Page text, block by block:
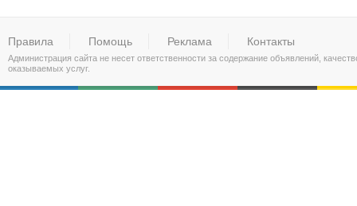
Правила Помощь Реклама Контакты
Администрация сайта не несет ответственности за содержание объявлений,
оказываемых услуг.